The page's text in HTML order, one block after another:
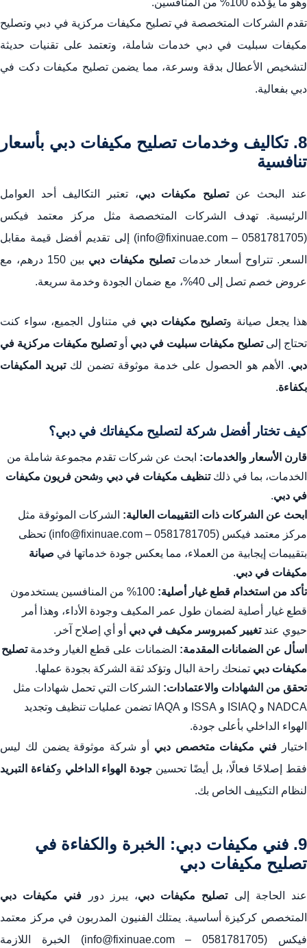
وهو ما يؤكده 100% من المنافسين.
تقدم الشركات المتخصصة في تصليح مكيفات مركزية في دبي وتصليح
مكيفات سبليت في دبي خدمات شاملة، وتعتمد على تقنيات حديثة
لتشخيص الأعطال بدقة وسرعة، مما يضمن تصليح مكيفات دكت في
دبي بفعالية.
8. تكاليف وخدمات تصليح مكيفات دبي بأسعار
تنافسية
عند البحث عنتصليح مكيفات دبي، تعتبر التكاليف أحد العوامل
الرئيسية. تهدف الشركات المتخصصة مثل مركز معتمد فيكس
(0581781705 – info@fixinuae.com) إلى تقديم أفضل قيمة مقابل
السعر. تتراوح أسعار خدماتتصليح مكيفات دبي
بين 150 درهم، مع
عروض خصم تصل إلى 40%، مع ضمان الجودة وخدمة سريعة.
هذا يجعل صيانة وتصليح مكيفات دبي في متناول الجميع، سواء كنت
تحتاج إلىتصليح مكيفات سبليت في دبي أوتصليح مكيفات مركزية في
دبي. الأهم هو الحصول على خدمة موثوقة تضمن لكتبريد المكيفات
بكفاءة.
كيف تختار أفضل شركة لتصليح مكيفاتك في دبي؟
قارن الأسعار والخدمات: ابحث عن شركات تقدم مجموعة شاملة من
الخدمات، بما في ذلكتنظيف مكيفات في دبي وشحن فريون مكيفات
في دبي.
ابحث عن الشركات ذات التقييمات العالية: الشركات الموثوقة مثل
مركز معتمد فيكس (0581781705 – info@fixinuae.com) تحظى
بتقييمات إيجابية من العملاء، مما يعكس جودة خدماتها في صيانة
مكيفات في دبي.
تأكد من استخدام قطع غيار أصلية:
100% من المنافسين يستخدمون
قطع غيار أصلية لضمان طول عمر المكيف وجودة الأداء، وهذا أمر
حيوي عندتغيير كمبروسر مكيف في دبي أو أي إصلاح آخر.
اسأل عن الضمانات المقدمة: الضمانات على قطع الغيار وخدمةتصليح
مكيفات دبي تمنحك راحة البال وتؤكد ثقة الشركة بجودة عملها.
تحقق من الشهادات والاعتمادات: الشركات التي تحمل شهادات مثل
NADCA و ISIAQ و ISSA و IAQA تضمن عمليات تنظيف وتجديد
الهواء الداخلي بأعلى جودة.
اختيار فني مكيفات متخصص دبي أو شركة موثوقة يضمن لك ليس
فقط إصلاحًا فعالًا، بل أيضًا تحسين جودة الهواء الداخلي وكفاءة التبريد
لنظام التكييف الخاص بك.
9. فني مكيفات دبي: الخبرة والكفاءة في
تصليح مكيفات دبي
عند الحاجة إلىتصليح مكيفات دبي، يبرز دور فني مكيفات دبي
المتخصص كركيزة أساسية. يمتلك الفنيون المدربون في مركز معتمد
فيكس (0581781705 – info@fixinuae.com) الخبرة اللازمة